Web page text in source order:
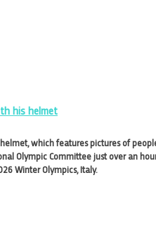
his helmet
helmet, which features pictures of
Olympic Committee just over an
Winter Olympics, Italy.